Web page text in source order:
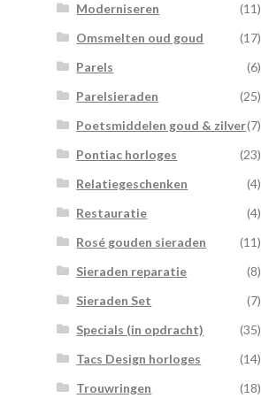
Moderniseren
(11)
Omsmelten oud goud
(17)
Parels
(6)
Parelsieraden
(25)
Poetsmiddelen goud & zilver(7)
Pontiac horloges
(23)
Relatiegeschenken
(4)
Restauratie
(4)
Rosé gouden sieraden
(11)
Sieraden reparatie
(8)
Sieraden Set
(7)
Specials (in opdracht)
(35)
Tacs Design horloges
(14)
Trouwringen
(18)